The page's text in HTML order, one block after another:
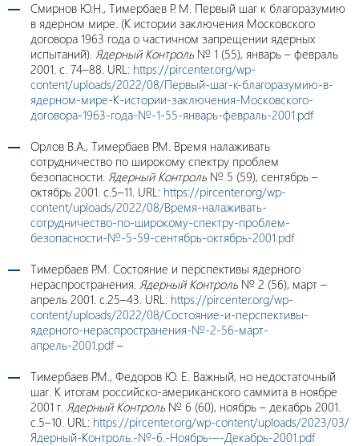
Смирнов Ю.Н., Тимербаев Р. М. Первый шаг к благоразумию
в ядерном мире. (К истории заключения Московского
договора 1963 года о частичном запрещении ядерных
испытаний). Ядерный Контроль № 1 (55), январь – февраль
2001. c. 74–88. URL: https://pircenter.org/wp-
content/uploads/2022/08/Первый-шаг-к-благоразумию-в-
ядерном-мире-К-истории-заключения-Московского-
договора-1963-года-№-1-55-январь-февраль-2001.pdf
Орлов В.А., Тимербаев Р.М. Время налаживать
сотрудничество по широкому спектру проблем
безопасности. Ядерный Контроль № 5 (59), сентябрь –
октябрь 2001. c.5–11. URL: https://pircenter.org/wp-
content/uploads/2022/08/Время-налаживать-
сотрудничество-по-широкому-спектру-проблем-
безопасности-№-5-59-сентябрь-октябрь-2001.pdf
Тимербаев Р.М. Состояние и перспективы ядерного
нераспространения. Ядерный Контроль № 2 (56), март –
апрель 2001. c.25–43. URL: https://pircenter.org/wp-
content/uploads/2022/08/Состояние-и-перспективы-
ядерного-нераспространения-№-2-56-март-
апрель-2001.pdf–
Тимербаев Р.М., Федоров Ю. Е. Важный, но недостаточный
шаг. К итогам российско-американского саммита в ноябре
2001 г. Ядерный Контроль № 6 (60), ноябрь – декабрь 2001.
с.5–10. URL: https://pircenter.org/wp-content/uploads/2023/03/
Ядерный-Контроль.-№-6.-Ноябрь-–-Декабрь-2001.pdf